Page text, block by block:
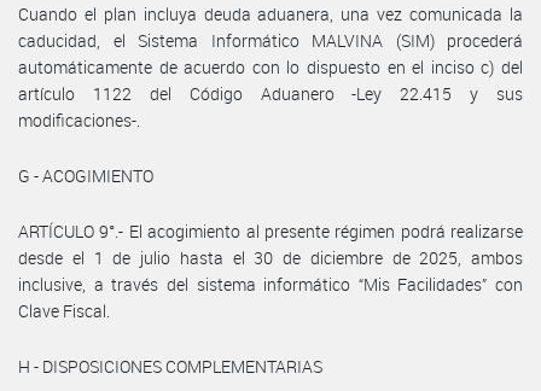
Cuando el plan incluya deuda aduanera, una vez comunicada la
caducidad, el Sistema Informático MALVINA (SIM) procederá
automáticamente de acuerdo con lo dispuesto en el inciso c) del
artículo 1122 del Código Aduanero -Ley 22.415 y sus
modificaciones-.
G - ACOGIMIENTO
ARTÍCULO 9°.- El acogimiento al presente régimen podrá realizarse
desde el 1 de julio hasta el 30 de diciembre de 2025, ambos
inclusive, a través del sistema informático “Mis Facilidades” con
Clave Fiscal.
H - DISPOSICIONES COMPLEMENTARIAS